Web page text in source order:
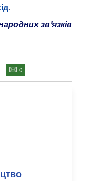
.
зв’язків
0